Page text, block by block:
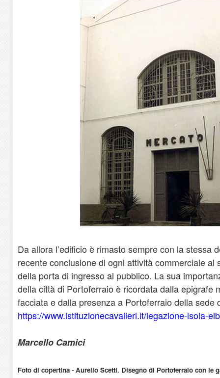
Da allora l’edificio è rimasto sempre con la stessa
recente conclusione di ogni attività commerciale al
della porta di ingresso al pubblico. La sua
della città di Portoferraio è ricordata dalla epigrafe
facciata e dalla presenza a Portoferraio della sede
https://www.istituzionecavalieri.it/legazione-isola-
Marcello Camici
Foto di copertina - Aurelio Scetti. Disegno di Portoferraio con le